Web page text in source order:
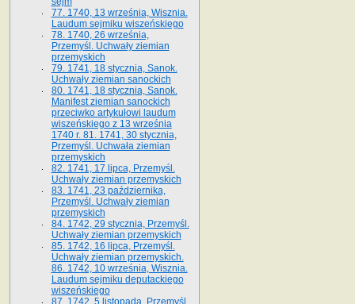
77. 1740, 13 września, Wisznia.
Laudum sejmiku wiszeńskiego
78. 1740, 26 września,
Przemyśl. Uchwały ziemian
przemyskich
79. 1741, 18 stycznia, Sanok.
Uchwały ziemian sanockich
80. 1741, 18 stycznia, Sanok.
Manifest ziemian sanockich
przeciwko artykułowi laudum
wiszeńskiego z 13 wrze­śnia
1740 r. 81. 1741, 30 stycznia,
Przemyśl. Uchwała ziemian
przemyskich
82. 1741, 17 lipca, Przemyśl.
Uchwały ziemian przemyskich
83. 1741, 23 października,
Przemyśl. Uchwały ziemian
przemyskich
84. 1742, 29 stycznia, Przemyśl.
Uchwały ziemian przemyskich
85. 1742, 16 lipca, Przemyśl.
Uchwały ziemian przemyskich.
86. 1742, 10 września, Wisznia.
Laudum sejmiku deputackiego
wiszeńskiego
87. 1742, 5 listopada, Przemyśl.